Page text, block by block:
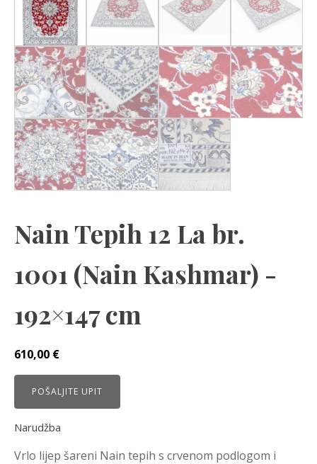
Nain Tepih 12 La br.
1001 (Nain Kashmar) -
192×147 cm
610,00 €
POŠALJITE UPIT
Narudžba
Vrlo lijep šareni Nain tepih s crvenom podlogom i